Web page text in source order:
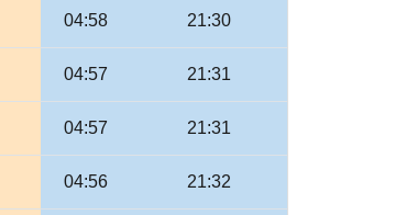
04:58 21:30
04:57 21:31
04:57 21:31
04:56 21:32